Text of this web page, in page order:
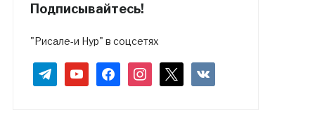
Подписывайтесь!
"Рисале-и Нур" в соцсетях
telegramyoutubefacebookinstagram vkontakte